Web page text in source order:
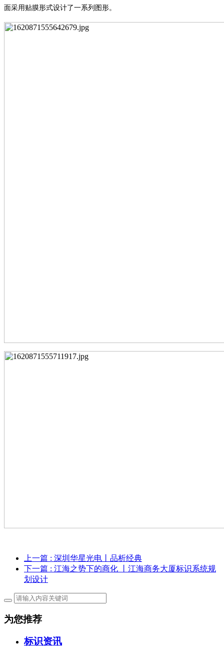
面采用贴膜形式设计了一系列图形。
上一篇 : 深圳华星光电丨品析经典
下一篇 : 江海之势下的商化 丨江海商务大厦标识系统规
划设计
为您推荐
标识资讯